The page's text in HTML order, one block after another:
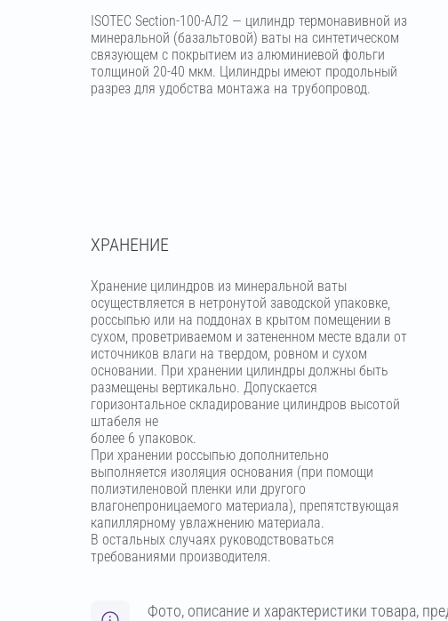
ISOTEC Section-100-АЛ2 — цилиндр термонавивной из
минеральной (базальтовой) ваты на синтетическом
связующем с покрытием из алюминиевой фольги
толщиной 20-40 мкм. Цилиндры имеют продольный
разрез для удобства монтажа на трубопровод.
ХРАНЕНИЕ
Хранение цилиндров из минеральной ваты
осуществляется в нетронутой заводской упаковке,
россыпью или на поддонах в крытом помещении в
сухом, проветриваемом и затененном месте вдали от
источников влаги на твердом, ровном и сухом
основании. При хранении цилиндры должны быть
размещены вертикально. Допускается
горизонтальное складирование цилиндров высотой
штабеля не
более 6 упаковок.
При хранении россыпью дополнительно
выполняется изоляция основания (при помощи
полиэтиленовой пленки или другого
влагонепроницаемого материала), препятствующая
капиллярному увлажнению материала.
В остальных случаях руководствоваться
требованиями производителя.
Фото, описание и характеристики товара,